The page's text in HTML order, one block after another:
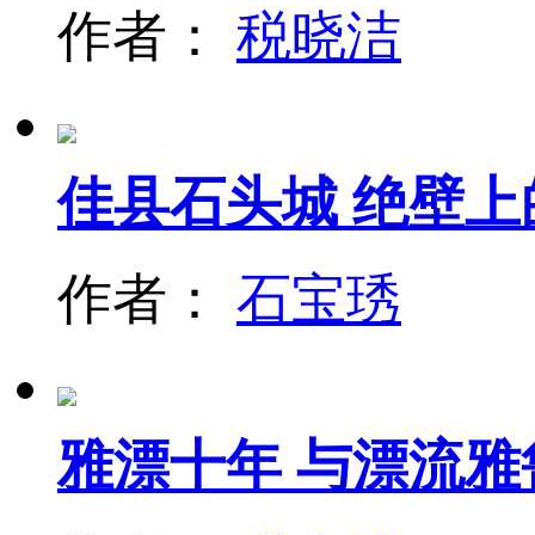
作者： 税晓洁
佳县石头城 绝壁
作者： 石宝琇
雅漂十年 与漂流